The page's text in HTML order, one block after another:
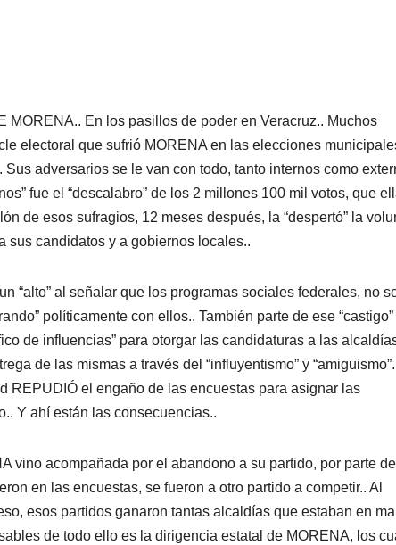
En los pasillos de poder en Veracruz.. Muchos
electoral que sufrió MORENA en las elecciones
adversarios se le van con todo, tanto internos como
fue el “descalabro” de los 2 millones 100 mil votos, que
de esos sufragios, 12 meses después, la “despertó” la
sus candidatos y a gobiernos locales..
“alto” al señalar que los programas sociales federales, no
políticamente con ellos.. También parte de ese
de influencias” para otorgar las candidaturas a las
de las mismas a través del “influyentismo” y
REPUDIÓ el engaño de las encuestas para asignar las
Y ahí están las consecuencias..
vino acompañada por el abandono a su partido, por parte
en las encuestas, se fueron a otro partido a competir.. Al
esos partidos ganaron tantas alcaldías que estaban en
de todo ello es la dirigencia estatal de MORENA, los